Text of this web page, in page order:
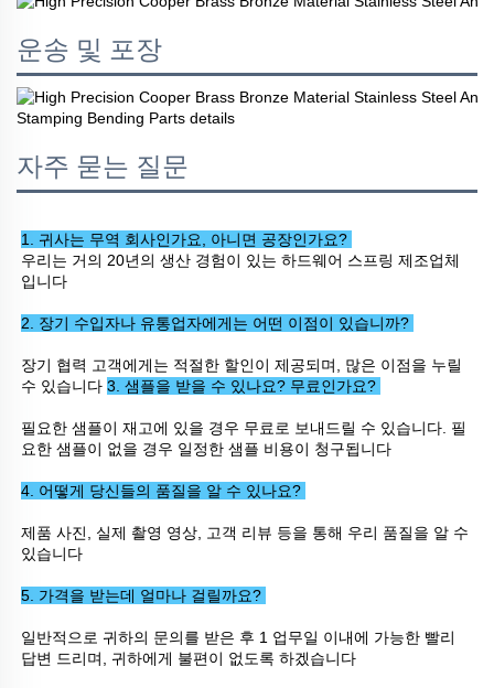
운송 및 포장
자주 묻는 질문
1. 귀사는 무역 회사인가요, 아니면 공장인가요?
우리는 거의 20년의 생산 경험이 있는 하드웨어 스프링 제조업체
입니다
2. 장기 수입자나 유통업자에게는 어떤 이점이 있습니까?
장기 협력 고객에게는 적절한 할인이 제공되며, 많은 이점을 누릴
수 있습니다 3. 샘플을 받을 수 있나요? 무료인가요?
필요한 샘플이 재고에 있을 경우 무료로 보내드릴 수 있습니다. 필
요한 샘플이 없을 경우 일정한 샘플 비용이 청구됩니다
4. 어떻게 당신들의 품질을 알 수 있나요?
제품 사진, 실제 촬영 영상, 고객 리뷰 등을 통해 우리 품질을 알 수
있습니다
5. 가격을 받는데 얼마나 걸릴까요?
일반적으로 귀하의 문의를 받은 후 1 업무일 이내에 가능한 빨리
답변 드리며, 귀하에게 불편이 없도록 하겠습니다